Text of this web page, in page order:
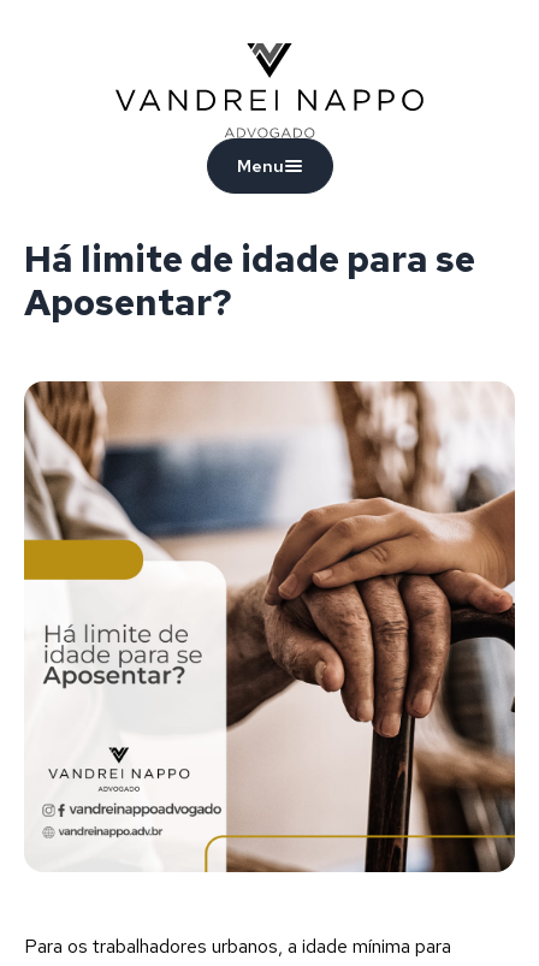
Menu
Há limite de idade para se
Aposentar?
Para os trabalhadores urbanos, a idade mínima para